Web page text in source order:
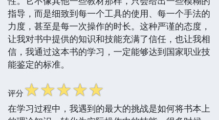
指导，而是细致到每一个工具的使用、每一个手法的
力度，甚至是每一次操作的时长。这种严谨的态度，
让我对书中提供的知识和技能充满了信任，也让我相
信，我通过这本书的学习，一定能够达到国家职业技
能鉴定的标准。
评分☆☆☆☆☆
在学习过程中，我遇到的最大的挑战是如何将书本上